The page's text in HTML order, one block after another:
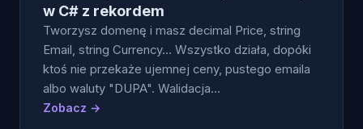
w C# z rekordem
Tworzysz domenę i masz decimal Price, string
Email, string Currency… Wszystko działa, dopóki
ktoś nie przekaże ujemnej ceny, pustego emaila
albo waluty "DUPA". Walidacja…
Zobacz →